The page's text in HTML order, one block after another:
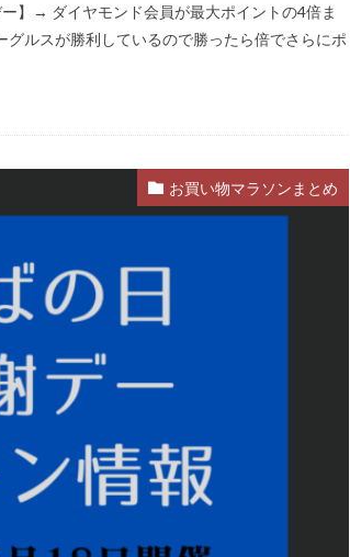
】→ ダイヤモンド会員が最大ポイントの4倍ま
ルスが勝利しているので勝ったら倍でさらにポ
お買い物マラソンまとめ